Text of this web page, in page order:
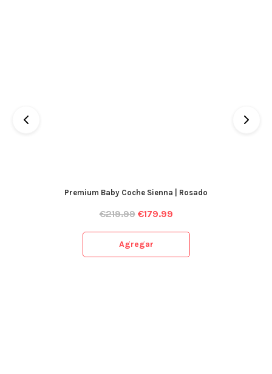
Premium Baby Coche Sienna | Rosado
€219.99 €179.99
Agregar